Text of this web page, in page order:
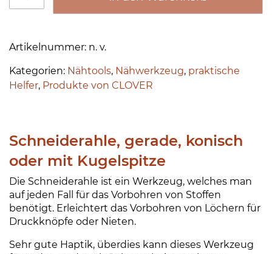
5
€
b
1
4
5
0
e
d
e
l
e
M
e
n
g
lt
r
n
e
:
Artikelnummer: n. v.
Kategorien: Nähtools, Nähwerkzeug, praktische
Helfer, Produkte von CLOVER
Schneiderahle, gerade, konisch
oder mit Kugelspitze
Die Schneiderahle ist ein Werkzeug, welches man
auf jeden Fall für das Vorbohren von Stoffen
benötigt. Erleichtert das Vorbohren von Löchern für
Druckknöpfe oder Nieten.
Sehr gute Haptik, überdies kann dieses Werkzeug